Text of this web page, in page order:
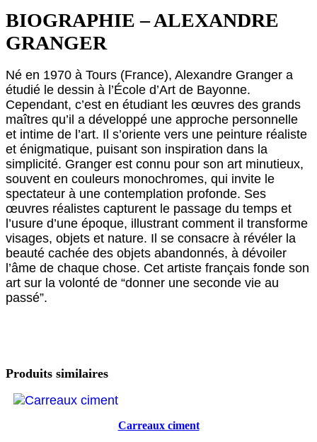
BIOGRAPHIE – ALEXANDRE
GRANGER
Né en 1970 à Tours (France), Alexandre Granger a
étudié le dessin à l’École d’Art de Bayonne.
Cependant, c’est en étudiant les œuvres des grands
maîtres qu’il a développé une approche personnelle
et intime de l’art. Il s’oriente vers une peinture réaliste
et énigmatique, puisant son inspiration dans la
simplicité. Granger est connu pour son art minutieux,
souvent en couleurs monochromes, qui invite le
spectateur à une contemplation profonde. Ses
œuvres réalistes capturent le passage du temps et
l’usure d’une époque, illustrant comment il transforme
visages, objets et nature. Il se consacre à révéler la
beauté cachée des objets abandonnés, à dévoiler
l’âme de chaque chose. Cet artiste français fonde son
art sur la volonté de “donner une seconde vie au
passé”.
Produits similaires
Carreaux ciment